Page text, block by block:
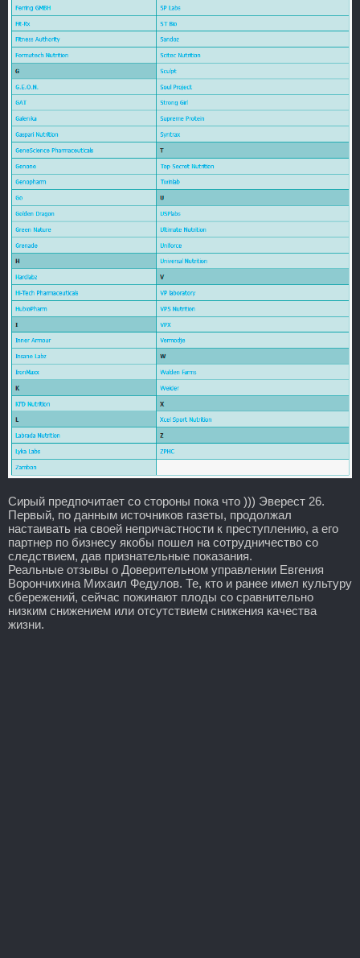
Сирый предпочитает со стороны пока что ))) Эверест 26.
Первый, по данным источников газеты, продолжал
настаивать на своей непричастности к преступлению, а его
партнер по бизнесу якобы пошел на сотрудничество со
следствием, дав признательные показания.
Реальные отзывы о Доверительном управлении Евгения
Ворончихина Михаил Федулов. Те, кто и ранее имел культуру
сбережений, сейчас пожинают плоды со сравнительно
низким снижением или отсутствием снижения качества
жизни.